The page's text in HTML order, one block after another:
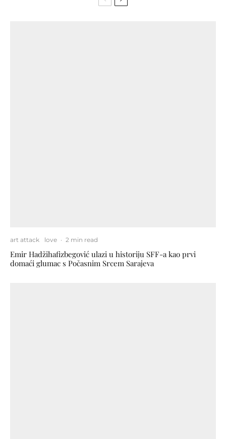
art attack love · 2 min read
Emir Hadžihafizbegović ulazi u historiju SFF-a kao prvi
domaći glumac s Počasnim Srcem Sarajeva